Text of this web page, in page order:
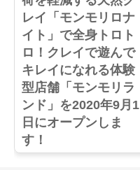
レイ「モンモリロナ
イト」で全身トロト
ロ！クレイで遊んで
キレイになれる体験
型店舗「モンモリラ
ンド」を2020年9月1
日にオープンしま
す！